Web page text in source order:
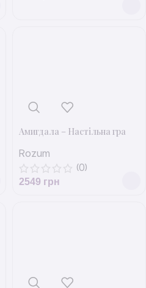
Амигдала – Настільна гра
Rozum
(0)
2549 грн